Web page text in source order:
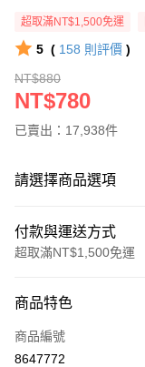
超取滿NT$1,500免運
5 ( 158 則評價 )
NT$880
NT$780
已賣出：17,938件
請選擇商品選項
付款與運送方式
超取滿NT$1,500免運
信用卡一次付款
超商取貨付款
商品特色
商品編號
8647772